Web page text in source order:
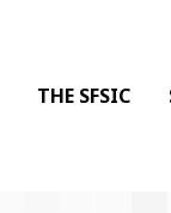
& DE LA
de
THE SFSIC